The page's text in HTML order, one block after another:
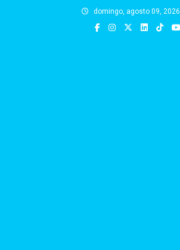
domingo, agosto 09, 2026